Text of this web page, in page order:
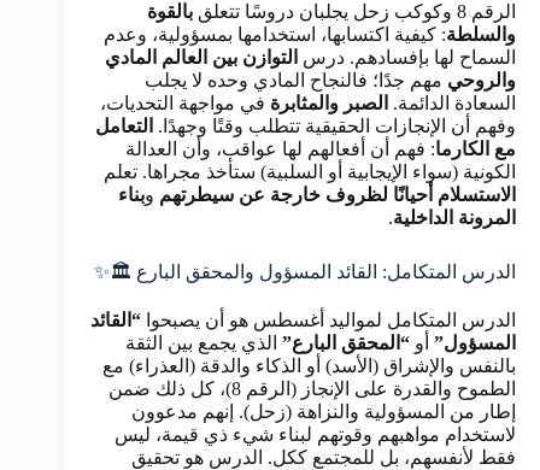
الرقم 8 وكوكب زحل يجلبان دروسًا تتعلق
بالقوة
والسلطة: كيفية اكتسابها، استخدامها بمسؤولية، وعدم
السماح لها بإفسادهم. درس التوازن بين العالم المادي
والروحي مهم جدًا؛ فالنجاح المادي وحده لا يجلب
السعادة الدائمة. الصبر والمثابرة في مواجهة التحديات،
وفهم أن الإنجازات الحقيقية تتطلب وقتًا وجهدًا. التعامل
مع الكارما: فهم أن أفعالهم لها عواقب، وأن العدالة
الكونية (سواء الإيجابية أو السلبية) ستأخذ مجراها. تعلم
الاستسلام أحيانًا لظروف خارجة عن سيطرتهم وبناء
المرونة الداخلية.
الدرس المتكامل: القائد المسؤول والمحقق البارع 🏛️✨
الدرس المتكامل لمواليد أغسطس هو أن يصبحوا “القائد
المسؤول” أو “المحقق البارع” الذي يجمع بين الثقة
بالنفس والإشراق (الأسد) أو الذكاء والدقة (العذراء) مع
الطموح والقدرة على الإنجاز (الرقم 8)، كل ذلك ضمن
إطار من المسؤولية والنزاهة (زحل). إنهم مدعوون
لاستخدام مواهبهم وقوتهم لبناء شيء ذي قيمة، ليس
فقط لأنفسهم، بل للمجتمع ككل. الدرس هو تحقيق